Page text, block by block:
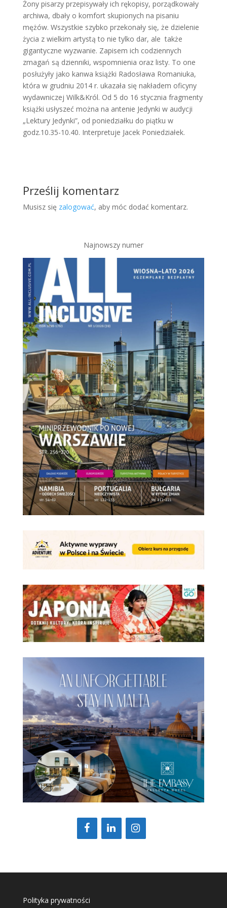
Żony pisarzy przepisywały ich rękopisy, porządkowały
archiwa, dbały o komfort skupionych na pisaniu
mężów. Wszystkie szybko przekonały się, że dzielenie
życia z wielkim artystą to nie tylko dar, ale także
gigantyczne wyzwanie. Zapisem ich codziennych
zmagań są dzienniki, wspomnienia oraz listy. To one
posłużyły jako kanwa książki Radosława Romaniuka,
która w grudniu 2014 r. ukazała się nakładem oficyny
wydawniczej Wilk&Król. Od 5 do 16 stycznia fragmenty
książki usłyszeć można na antenie Jedynki w audycji
„Lektury Jedynki”, od poniedziałku do piątku w
godz.10.35-10.40. Interpretuje Jacek Poniedziałek.
Prześlij komentarz
Musisz się zalogować, aby móc dodać komentarz.
Najnowszy numer
Polityka prywatności